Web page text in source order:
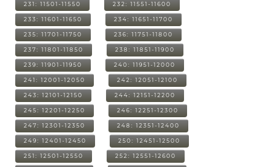
231: 11501-11550 232: 11551-11600
233: 11601-11650 234: 11651-11700
235: 11701-11750 236: 11751-11800
237: 11801-11850 238: 11851-11900
239: 11901-11950 240: 11951-12000
241: 12001-12050 242: 12051-12100
243: 12101-12150 244: 12151-12200
245: 12201-12250 246: 12251-12300
247: 12301-12350 248: 12351-12400
249: 12401-12450 250: 12451-12500
251: 12501-12550 252: 12551-12600